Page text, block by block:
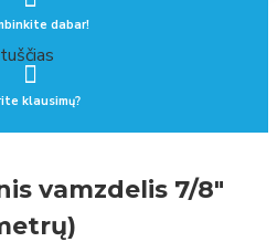
dabar!
klausimų?
vamzdelis 7/8"